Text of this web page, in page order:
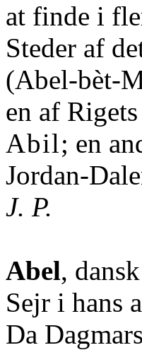
at finde i
Steder af
(Abel-bèt-
en af
Abil; en
Jordan-
J. P.
Abel,
Sejr i hans
Da